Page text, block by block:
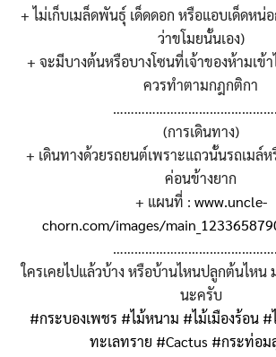
+ ไม่เก็บเมล็ดพันธุ์ เด็ดดอก หรือแอบเด็ดหน่
ว่าขโมยนั้นเอง)
+ จะมีบางต้นหรือบางโซนที่เจ้าของห้ามเข้
ควรทำตามกฎกติกา
(การเดินทาง)
+ เดินทางด้วยรถยนต์เพราะแถวนั้นรถเมล์
ค่อนข้างยาก
+ แผนที่ : www.uncle-
chorn.com/images/
ใครเคยไปแล้วบ้าง หรือบ้านไหนปลูกต้นไหน
นะครับ
#กระบองเพชร #ไม้หนาม #ไม้เมืองร้อน #
ทะเลทราย #Cactus #กระท่อม